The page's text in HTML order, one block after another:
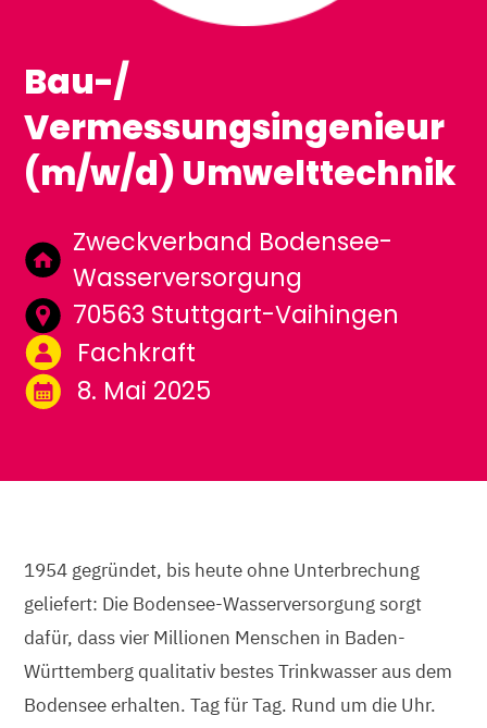
Bau-/
Vermessungsingenieur
(m/w/d) Umwelttechnik
Zweckverband Bodensee-
Wasserversorgung
70563 Stuttgart-Vaihingen
Fachkraft
8. Mai 2025
1954 gegründet, bis heute ohne Unterbrechung
geliefert: Die Bodensee-Wasserversorgung sorgt
dafür, dass vier Millionen Menschen in Baden-
Württemberg qualitativ bestes Trinkwasser aus dem
Bodensee erhalten. Tag für Tag. Rund um die Uhr.